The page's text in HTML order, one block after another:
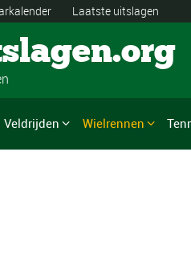
Laatste uitslagen
Veldrijden Wielrennen